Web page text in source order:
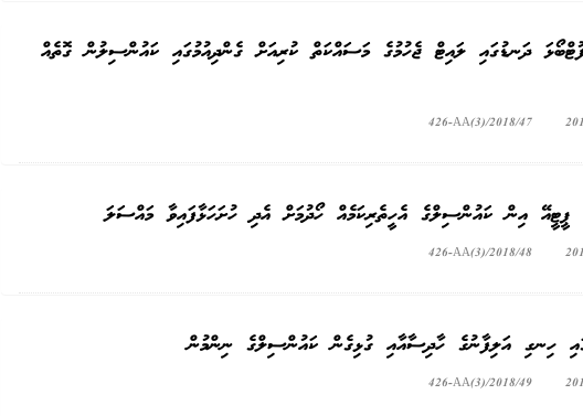
ދަނޑުގައި ލައިޓް ޖެހުމުގެ މަސައްކަތް ކުރިއަށް ގެންދިއުމުގައި ކައުންސިލުން ގޮތެއް
426-AA(3)/2018/47
އިން ކައުންސިލްގެ އެހީތެރިކަމެއް ހޯދުމަށް އެދި ހުށަހަޅާފައިވާ މައްސަލަ
426-AA(3)/2018/48
ހިނގި އަލިފާނުގެ ހާދިސާއާއި ގުޅިގެން ކައުންސިލްގެ ނިންމުން
426-AA(3)/2018/49